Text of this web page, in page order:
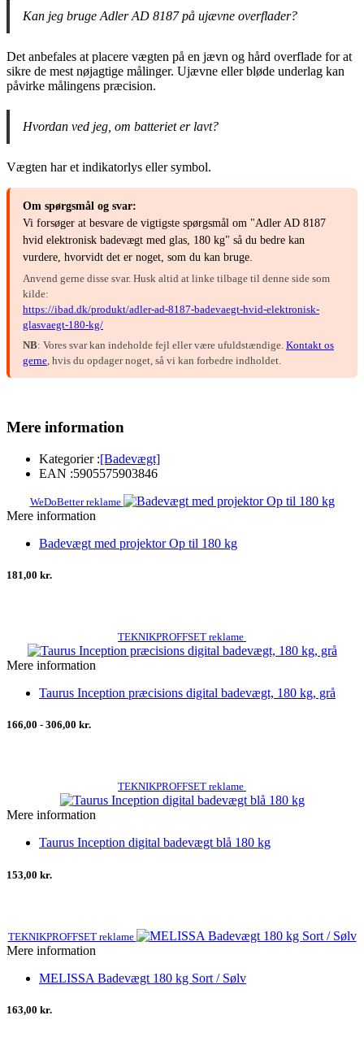
Kan jeg bruge Adler AD 8187 på ujævne overflader?
Det anbefales at placere vægten på en jævn og hård overflade for at
sikre de mest nøjagtige målinger. Ujævne eller bløde underlag kan
påvirke målingens præcision.
Hvordan ved jeg, om batteriet er lavt?
Vægten har et indikatorlys eller symbol.
Om spørgsmål og svar:
Vi forsøger at besvare de vigtigste spørgsmål om "Adler AD 8187
hvid elektronisk badevægt med glas, 180 kg" så du bedre kan
vurdere, hvorvidt det er noget, som du kan bruge.
Anvend gerne disse svar. Husk altid at linke tilbage til denne side som
kilde:
https://ibad.dk/produkt/adler-ad-8187-badevaegt-hvid-elektronisk-
glasvaegt-180-kg/
NB: Vores svar kan indeholde fejl eller være ufuldstændige. Kontakt os
gerne, hvis du opdager noget, så vi kan forbedre indholdet.
Mere information
Kategorier :[Badevægt]
EAN :5905575903846
WeDoBetter reklame
Mere information
Badevægt med projektor Op til 180 kg
181,00 kr.
TEKNIKPROFFSET reklame
Mere information
Taurus Inception præcisions digital badevægt, 180 kg, grå
166,00 - 306,00 kr.
TEKNIKPROFFSET reklame
Mere information
Taurus Inception digital badevægt blå 180 kg
153,00 kr.
TEKNIKPROFFSET reklame
Mere information
MELISSA Badevægt 180 kg Sort / Sølv
163,00 kr.